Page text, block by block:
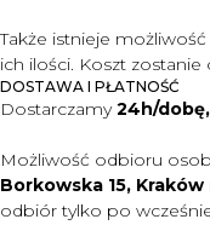
Także istnieje
ich ilości. Koszt
DOSTAWA I PŁATNOŚĆ
Dostarczamy24h/
Możliwość odbioru
Borkowska 15, Kraków
odbiór tylko po